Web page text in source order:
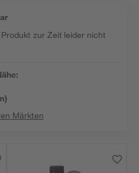
zur Zeit leider nicht
Märkten